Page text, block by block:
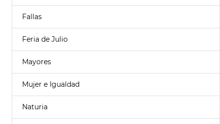
Fallas
Feria de Julio
Mayores
Mujer e Igualdad
Naturia